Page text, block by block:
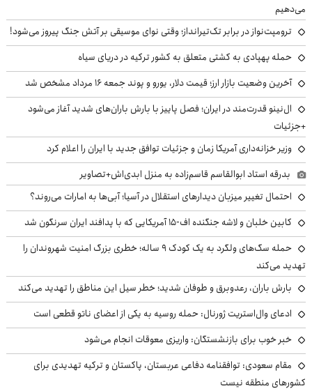
می‌دهیم
ترومپت‌نواز در برابر تک‌تیرانداز؛ وقتی نوای موسیقی بر آتش جنگ پیروز می‌شود!
حمله پهپادی به کشتی متعلق به کشور ترکیه در دریای سیاه
آخرین وضعیت بازار ارز؛ قیمت دلار، یورو و پوند جمعه ۱۶ مرداد مشخص شد
ال‌نینو قدرت‌مند در ایران؛ فصل پاییز با بارش باران‌های شدید آغاز می‌شود
+جزئیات
وزیر خزانه‌داری آمریکا زمان و جزئیات توافق جدید با ایران را اعلام کرد
بدرقه استاد ابوالقاسم قاسم‌زاده به منزل ابدی‌اش+تصاویر
احتمال تغییر میزبان دیدارهای استقلال در آسیا؛ آبی‌ها به امارات می‌روند؟
کابین خلبان و لاشه جنگنده اف-۱۵ آمریکایی که با پدافند ایران سرنگون شد
حمله سگ‌های ولگرد به یک کودک ۹ ساله؛ خطری بزرگ امنیت شهروندان را
تهدید می‌کند
بارش باران، رعدوبرق و طوفان شدید؛ خطر سیل این مناطق را تهدید می‌کند
ادعای وال‌استریت ژورنال: حمله روسیه به یکی از اعضای ناتو قطعی است
خبر خوب برای بازنشستگان: واریزی معوقات انجام می‌شود
مقام سعودی: توافقنامه دفاعی عربستان، پاکستان و ترکیه تهدیدی برای
کشورهای منطقه نیست